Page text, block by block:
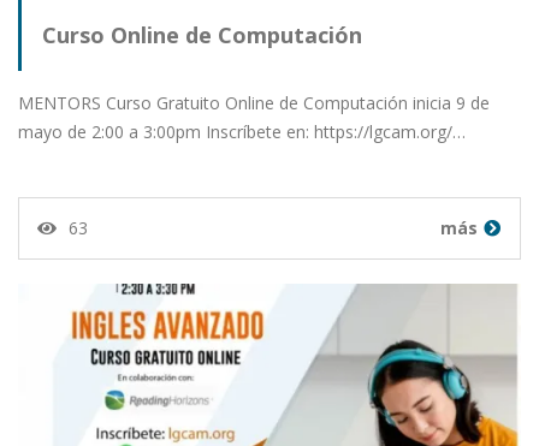
Curso Online de Computación
MENTORS Curso Gratuito Online de Computación inicia 9 de
mayo de 2:00 a 3:00pm Inscríbete en: https://lgcam.org/…
63 más